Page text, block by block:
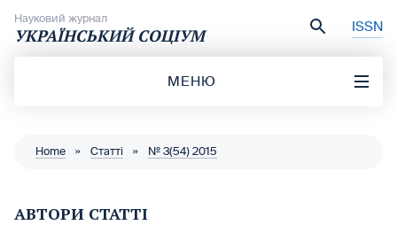
Науковий журнал
УКРАЇНСЬКИЙ СОЦІУМ ISSN
МЕНЮ
Home » Статті » № 3(54) 2015
АВТОРИ СТАТТІ